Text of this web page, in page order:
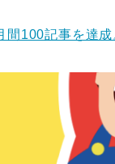
間100記事を達